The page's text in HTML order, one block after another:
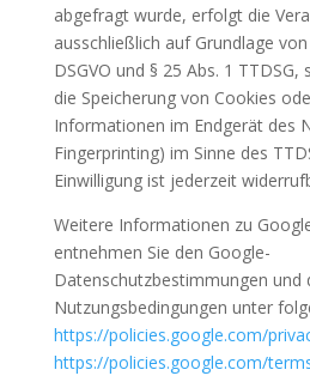
abgefragt wurde, erfolgt die
ausschließlich auf Grundlage
DSGVO und § 25 Abs. 1
die Speicherung von Cookies
Informationen im Endgerät des
Fingerprinting) im Sinne des
Einwilligung ist jederzeit
Weitere Informationen zu
entnehmen Sie den Google-
Datenschutzbestimmungen und
Nutzungsbedingungen unter
https://policies.google.com/
https://policies.google.com/